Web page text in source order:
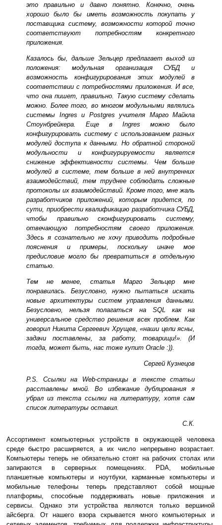
это правильно и давно понятно. Конечно, очень
хорошо было бы иметь возможность покупать у
поставщика систему, возможности которой точно
соответствуют потребностям конкретного
приложения.
Казалось бы, дальше Зельцер предлагает выход из
положения: модульная организация СУБД и
возможность конфигурирования этих модулей в
соответствии с потребностями приложения. И все,
что она пишет, правильно. Такую систему сделать
можно. Более того, во многом модульными являлись
системы Ingres и Postgres учителя Марго Майкла
Стоунбрейкера. Еще в Ingres можно было
конфигурировать систему с использованием разных
модулей доступа к данными. Но обратной стороной
модульности и конфигурируемости является
снижение эффективности системы. Чем больше
модулей в системе, тем больше в ней внутренних
взаимодействий, тем труднее соблюдать сложные
протоколы их взаимодействий. Кроме того, мне жаль
разработчиков приложений, которым придется, по
сути, приобрести квалификацию разработчика СУБД,
чтобы правильно сконфигурировать систему,
отвечающую потребностям своего приложения.
Здесь я сознательно не хочу приводить подробные
пояснения и примеры, поскольку иначе мое
предисловие могло бы превратиться в отдельную
статью.
Тем не менее, статья Марго Зельцер мне
понравилась. Безусловно, нужно пытаться искать
новые архитектуры систем управления данными.
Безусловно, нельзя полагаться на SQL как на
универсальное средство решения всех проблем. Как
говорил Никита Сергеевич Хрущев, «наши цели ясны,
задачи поставлены, за работу, товарищи!». (И
тогда, может быть, нас тоже купит Oracle :)).
Сергей Кузнецов
P.S. Ссылки на Web-страницы в тексте статьи
расставлены мной. Во избежание дублирования я
убрал из текста ссылки на литературу, хотя сам
список литературы оставил.
С.К.
Ассортимент компьютерных устройств в окружающей человека
среде быстро расширяется, а их число непрерывно возрастает.
Компьютеры теперь не обязательно стоят на рабочих столах или
запираются в серверных помещениях. PDA, мобильные
планшетные компьютеры и ноутбуки, карманные компьютеры и
мобильные телефоны теперь представляют собой мощные
платформы, способные поддерживать новые приложения и
сервисы. Однако эти устройства являются только вершиной
айсберга. От нашего взора скрывается много компьютерных и